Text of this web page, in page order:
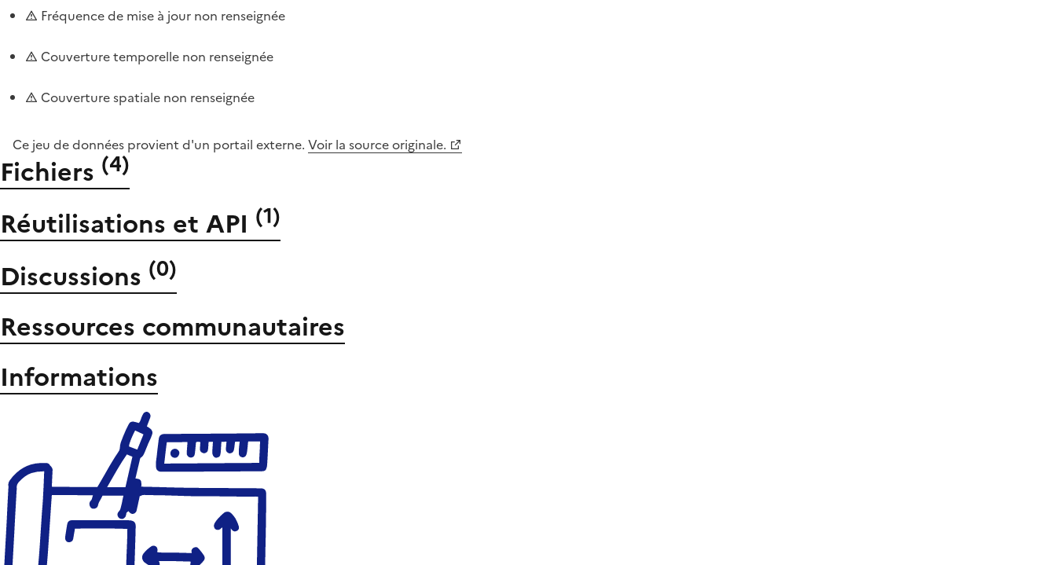
Fréquence de mise à jour non renseignée
Couverture temporelle non renseignée
Couverture spatiale non renseignée
Ce jeu de données provient d'un portail externe. Voir la source originale.
Fichiers (4)
Réutilisations et API (1)
Discussions (0)
Ressources communautaires
Informations